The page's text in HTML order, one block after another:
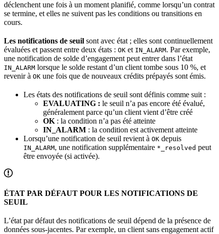
déclenchent une fois à un moment planifié, comme lorsqu’un contrat
se termine, et elles ne suivent pas les conditions ou transitions en
cours.
Les notifications de seuil sont avec état ; elles sont continuellement
évaluées et passent entre deux états : OK et IN_ALARM. Par exemple,
une notification de solde d’engagement peut entrer dans l’état
IN_ALARM lorsque le solde restant d’un client tombe sous 10 %, et
revenir à OK une fois que de nouveaux crédits prépayés sont émis.
Les états des notifications de seuil sont définis comme suit :
EVALUATING : le seuil n’a pas encore été évalué,
généralement parce qu’un client vient d’être créé
OK : la condition n’a pas été atteinte
IN_ALARM : la condition est activement atteinte
Lorsqu’une notification de seuil revient à OK depuis
IN_ALARM, une notification supplémentaire *_resolved peut
être envoyée (si activée).
ÉTAT PAR DÉFAUT POUR LES NOTIFICATIONS DE
SEUIL
L’état par défaut des notifications de seuil dépend de la présence de
données sous-jacentes. Par exemple, un client sans engagement actif